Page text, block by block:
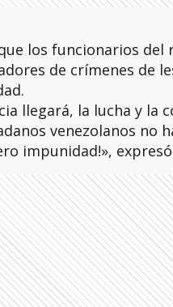
los funcionarios del
de crímenes de
llegará, la lucha y la
venezolanos no
impunidad!»,